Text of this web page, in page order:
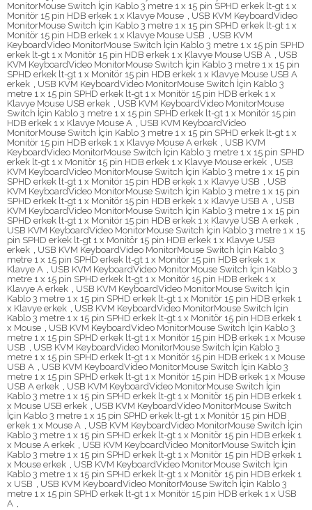
MonitorMouse Switch İçin Kablo 3 metre 1 x 15 pin SPHD erkek lt-gt 1 x
Monitör 15 pin HDB erkek 1 x Klavye Mouse , USB KVM KeyboardVideo
MonitorMouse Switch İçin Kablo 3 metre 1 x 15 pin SPHD erkek lt-gt 1 x
Monitör 15 pin HDB erkek 1 x Klavye Mouse USB , USB KVM
KeyboardVideo MonitorMouse Switch İçin Kablo 3 metre 1 x 15 pin SPHD
erkek lt-gt 1 x Monitör 15 pin HDB erkek 1 x Klavye Mouse USB A , USB
KVM KeyboardVideo MonitorMouse Switch İçin Kablo 3 metre 1 x 15 pin
SPHD erkek lt-gt 1 x Monitör 15 pin HDB erkek 1 x Klavye Mouse USB A
erkek , USB KVM KeyboardVideo MonitorMouse Switch İçin Kablo 3
metre 1 x 15 pin SPHD erkek lt-gt 1 x Monitör 15 pin HDB erkek 1 x
Klavye Mouse USB erkek , USB KVM KeyboardVideo MonitorMouse
Switch İçin Kablo 3 metre 1 x 15 pin SPHD erkek lt-gt 1 x Monitör 15 pin
HDB erkek 1 x Klavye Mouse A , USB KVM KeyboardVideo
MonitorMouse Switch İçin Kablo 3 metre 1 x 15 pin SPHD erkek lt-gt 1 x
Monitör 15 pin HDB erkek 1 x Klavye Mouse A erkek , USB KVM
KeyboardVideo MonitorMouse Switch İçin Kablo 3 metre 1 x 15 pin SPHD
erkek lt-gt 1 x Monitör 15 pin HDB erkek 1 x Klavye Mouse erkek , USB
KVM KeyboardVideo MonitorMouse Switch İçin Kablo 3 metre 1 x 15 pin
SPHD erkek lt-gt 1 x Monitör 15 pin HDB erkek 1 x Klavye USB , USB
KVM KeyboardVideo MonitorMouse Switch İçin Kablo 3 metre 1 x 15 pin
SPHD erkek lt-gt 1 x Monitör 15 pin HDB erkek 1 x Klavye USB A , USB
KVM KeyboardVideo MonitorMouse Switch İçin Kablo 3 metre 1 x 15 pin
SPHD erkek lt-gt 1 x Monitör 15 pin HDB erkek 1 x Klavye USB A erkek ,
USB KVM KeyboardVideo MonitorMouse Switch İçin Kablo 3 metre 1 x 15
pin SPHD erkek lt-gt 1 x Monitör 15 pin HDB erkek 1 x Klavye USB
erkek , USB KVM KeyboardVideo MonitorMouse Switch İçin Kablo 3
metre 1 x 15 pin SPHD erkek lt-gt 1 x Monitör 15 pin HDB erkek 1 x
Klavye A , USB KVM KeyboardVideo MonitorMouse Switch İçin Kablo 3
metre 1 x 15 pin SPHD erkek lt-gt 1 x Monitör 15 pin HDB erkek 1 x
Klavye A erkek , USB KVM KeyboardVideo MonitorMouse Switch İçin
Kablo 3 metre 1 x 15 pin SPHD erkek lt-gt 1 x Monitör 15 pin HDB erkek 1
x Klavye erkek , USB KVM KeyboardVideo MonitorMouse Switch İçin
Kablo 3 metre 1 x 15 pin SPHD erkek lt-gt 1 x Monitör 15 pin HDB erkek 1
x Mouse , USB KVM KeyboardVideo MonitorMouse Switch İçin Kablo 3
metre 1 x 15 pin SPHD erkek lt-gt 1 x Monitör 15 pin HDB erkek 1 x Mouse
USB , USB KVM KeyboardVideo MonitorMouse Switch İçin Kablo 3
metre 1 x 15 pin SPHD erkek lt-gt 1 x Monitör 15 pin HDB erkek 1 x Mouse
USB A , USB KVM KeyboardVideo MonitorMouse Switch İçin Kablo 3
metre 1 x 15 pin SPHD erkek lt-gt 1 x Monitör 15 pin HDB erkek 1 x Mouse
USB A erkek , USB KVM KeyboardVideo MonitorMouse Switch İçin
Kablo 3 metre 1 x 15 pin SPHD erkek lt-gt 1 x Monitör 15 pin HDB erkek 1
x Mouse USB erkek , USB KVM KeyboardVideo MonitorMouse Switch
İçin Kablo 3 metre 1 x 15 pin SPHD erkek lt-gt 1 x Monitör 15 pin HDB
erkek 1 x Mouse A , USB KVM KeyboardVideo MonitorMouse Switch İçin
Kablo 3 metre 1 x 15 pin SPHD erkek lt-gt 1 x Monitör 15 pin HDB erkek 1
x Mouse A erkek , USB KVM KeyboardVideo MonitorMouse Switch İçin
Kablo 3 metre 1 x 15 pin SPHD erkek lt-gt 1 x Monitör 15 pin HDB erkek 1
x Mouse erkek , USB KVM KeyboardVideo MonitorMouse Switch İçin
Kablo 3 metre 1 x 15 pin SPHD erkek lt-gt 1 x Monitör 15 pin HDB erkek 1
x USB , USB KVM KeyboardVideo MonitorMouse Switch İçin Kablo 3
metre 1 x 15 pin SPHD erkek lt-gt 1 x Monitör 15 pin HDB erkek 1 x USB
A ,